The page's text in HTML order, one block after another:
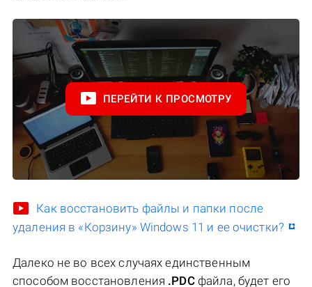
ПЕРЕЙТИ К ПРОСМОТРУ
Как восстановить файлы и папки после
удаления в «Корзину» Windows 11 и ее очистки?
Далеко не во всех случаях единственным
способом восстановления .PDCфайла, будет его